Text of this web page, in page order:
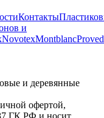
Контакты
и
NovotexMontblanc
и деревянные
офертой,